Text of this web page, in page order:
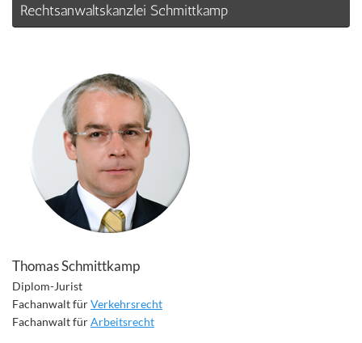
Rechtsanwaltskanzlei Schmittkamp
Thomas Schmittkamp
Diplom-Jurist
Fachanwalt fürVerkehrsrecht
Fachanwalt fürArbeitsrecht